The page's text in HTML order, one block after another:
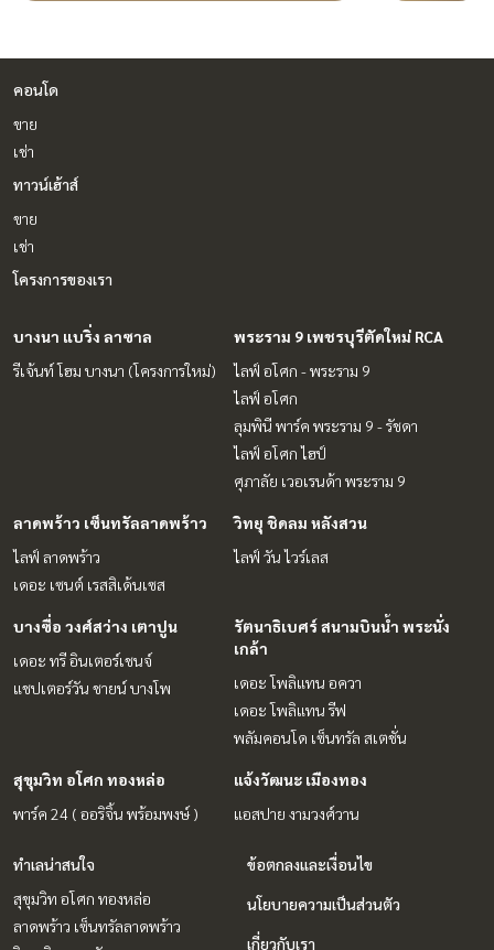
คอนโด
ขาย
เช่า
ทาวน์เฮ้าส์
ขาย
เช่า
โครงการของเรา
บางนา แบริ่ง ลาซาล
รีเจ้นท์ โฮม บางนา (โครงการใหม่)
พระราม 9 เพชรบุรีตัดใหม่ RCA
ไลฟ์ อโศก - พระราม 9
ไลฟ์ อโศก
ลุมพินี พาร์ค พระราม 9 - รัชดา
ไลฟ์ อโศก ไฮป์
ศุภาลัย เวอเรนด้า พระราม 9
ลาดพร้าว เซ็นทรัลลาดพร้าว
ไลฟ์ ลาดพร้าว
เดอะ เซนต์ เรสสิเด้นเซส
วิทยุ ชิดลม หลังสวน
ไลฟ์ วัน ไวร์เลส
บางซื่อ วงศ์สว่าง เตาปูน
เดอะ ทรี อินเตอร์เชนจ์
แชปเตอร์วัน ชายน์ บางโพ
รัตนาธิเบศร์ สนามบินน้ำ พระนั่ง
เกล้า
เดอะ โพลิแทน อควา
เดอะ โพลิแทน รีฟ
พลัมคอนโด เซ็นทรัล สเตชั่น
สุขุมวิท อโศก ทองหล่อ
พาร์ค 24 ( ออริจิ้น พร้อมพงษ์ )
แจ้งวัฒนะ เมืองทอง
แอสปาย งามวงศ์วาน
ทำเลน่าสนใจ
สุขุมวิท อโศก ทองหล่อ
ลาดพร้าว เซ็นทรัลลาดพร้าว
ข้อตกลงและเงื่อนไข
นโยบายความเป็นส่วนตัว
เกี่ยวกับเรา